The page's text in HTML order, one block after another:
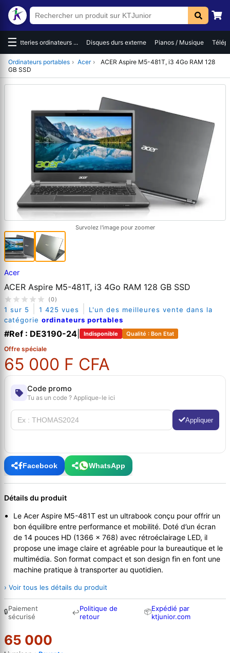
☰Batteries ordinateurs ... Disques durs externe Pianos / Musique
Ordinateurs portables › Acer ›
ACER Aspire M5-481T, i3 4Go RAM 128
GB SSD
Survolez l'image pour zoomer
Acer
ACER Aspire M5-481T, i3 4Go RAM 128 GB SSD
(0)
1 sur 5 1 425 vues
L'un des meilleures vente dans la
catégorie ordinateurs portables
#Ref : DE3190-24 Indisponible Qualité : Bon Etat
Offre spéciale
65 000 F CFA
Code promo
Tu as un code ? Applique-le ici
Appliquer
Facebook WhatsApp
Détails du produit
Le Acer Aspire M5-481T est un ultrabook conçu pour offrir un
bon équilibre entre performance et mobilité. Doté d’un écran
de 14 pouces HD (1366 × 768) avec rétroéclairage LED, il
propose une image claire et agréable pour la bureautique et le
multimédia. Son format compact et son design fin en font une
machine pratique à transporter au quotidien.
› Voir tous les détails du produit
🔒Paiement
sécurisé
↩Politique de
retour
📦Expédié par
ktjunior.com
65 000